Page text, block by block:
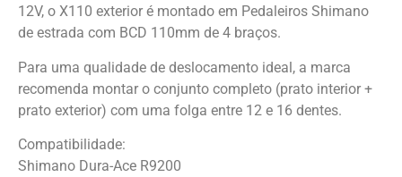
12V, o X110 exterior é montado em Pedaleiros Shimano
de estrada com BCD 110mm de 4 braços.
Para uma qualidade de deslocamento ideal, a marca
recomenda montar o conjunto completo (prato interior +
prato exterior) com uma folga entre 12 e 16 dentes.
Compatibilidade:
Shimano Dura-Ace R9200